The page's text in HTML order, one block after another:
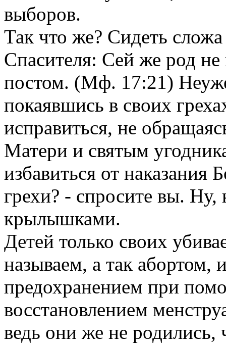
выборов.
Так что же? Сидеть
Спасителя: Сей же род
постом. (Мф. 17:21)
покаявшись в своих
исправиться, не
Матери и святым
избавиться от наказания
грехи? - спросите вы.
крылышками.
Детей только своих
называем, а так абортом,
предохранением при
восстановлением
ведь они же не родились,